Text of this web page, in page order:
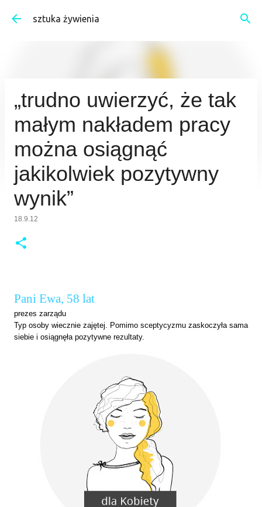
Przejdź do głównej zawartości
sztuka żywienia
„trudno uwierzyć, że tak
małym nakładem pracy
można osiągnąć
jakikolwiek pozytywny
wynik”
18.9.12
Pani Ewa, 58 lat
prezes zarządu
Typ osoby wiecznie zajętej. Pomimo sceptycyzmu zaskoczyła sama
siebie i osiągnęła pozytywne rezultaty.